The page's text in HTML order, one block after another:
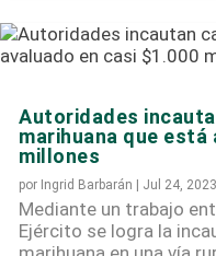
Autoridades
marihuana que está
millones
por Ingrid Barbarán Jul 24, 2023
Mediante un trabajo
Ejército se logra la